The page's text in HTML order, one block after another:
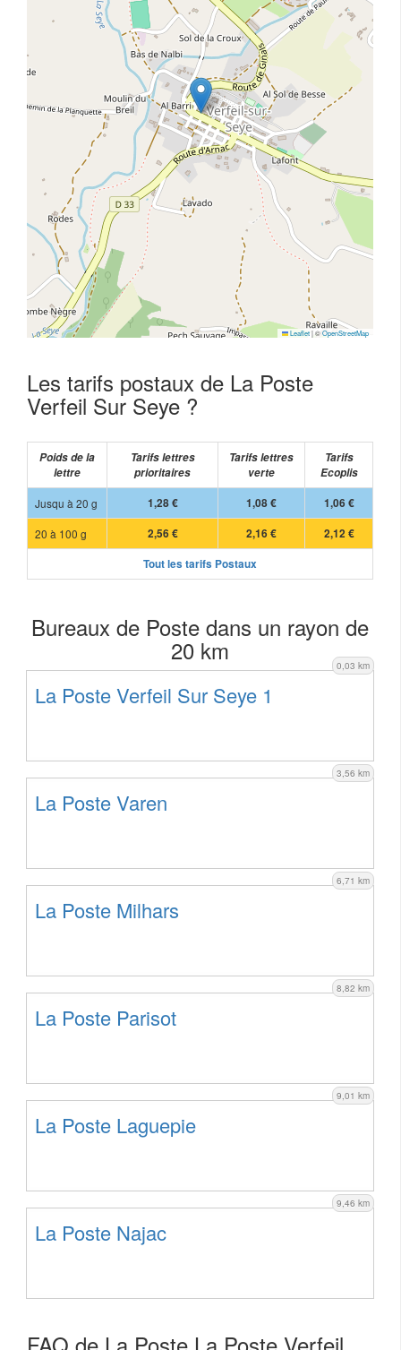
Leaflet|©OpenStreetMap
Les tarifs postaux de La Poste
Verfeil Sur Seye ?
Poids de la
lettre
Tarifs lettres
prioritaires
Tarifs lettres
verte
Tarifs
Ecoplis
Jusqu à 20 g
1,28 € 1,08 €
1,06 €
20 à 100 g
2,56 € 2,16 €
2,12 €
Tout les tarifs Postaux
Bureaux de Poste dans un rayon de
20 km 0,03 km
La Poste Verfeil Sur Seye 1
3,56 km
La Poste Varen
6,71 km
La Poste Milhars
8,82 km
La Poste Parisot
9,01 km
La Poste Laguepie
9,46 km
La Poste Najac